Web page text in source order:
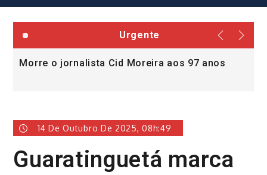
Urgente
Morre o jornalista Cid Moreira aos 97 anos
14 De Outubro De 2025, 08h:49
Guaratinguetá marca